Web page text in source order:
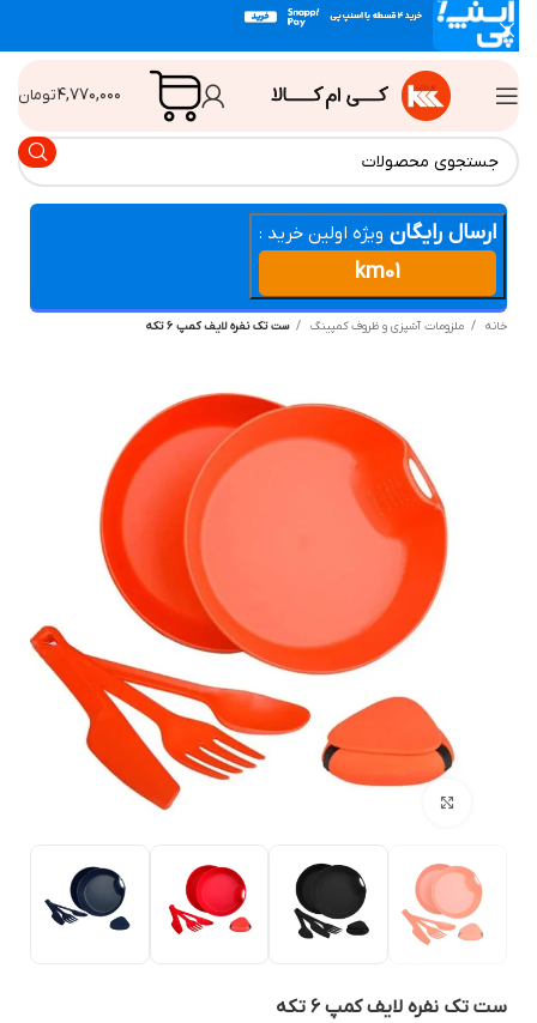
۴,۷۷۰,۰۰۰تومان
ارسال رایگان ویژه اولین خرید :
km01
ملزومات آشپزی و ظروف کمپینگ ست تک نفره لایف کمپ ۶ تکه
بزرگنمایی تصویر
تک نفره لایف کمپ ۶ تکه